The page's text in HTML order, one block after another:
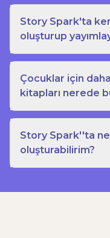
Story Spark'ta
oluşturup
Çocuklar için
kitapları nerede
Story Spark''ta
oluşturabilirim?